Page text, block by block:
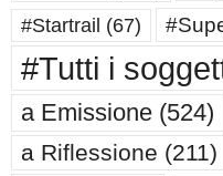
#Startrail (67)
#Tutti i
a Emissione (524)
a Riflessione (211)